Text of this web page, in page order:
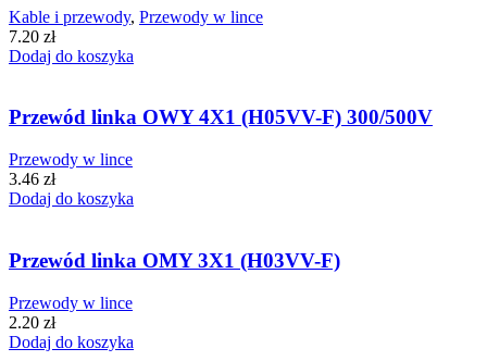
Kable i przewody, Przewody w lince
7.20 zł
Dodaj do koszyka
Przewód linka OWY 4X1 (H05VV-F) 300/500V
Przewody w lince
3.46 zł
Dodaj do koszyka
Przewód linka OMY 3X1 (H03VV-F)
Przewody w lince
2.20 zł
Dodaj do koszyka